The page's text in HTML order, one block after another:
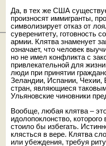
Да, в тех же США
произносят иммигранты,
символизирует отказ от
суверенитету, готовность
армии. Клятва знаменует
означает, что человек
но не имел конфликта с
привлекательной для
люди при принятии
Зеландии, Испании, Чехии,
стран, являющиеся
Ульяновские чиновники
Вообще, любая клятва –
идолопоклонство,
стоило бы избегать.
клясться в вере. Клятва
или убеждения, требуя